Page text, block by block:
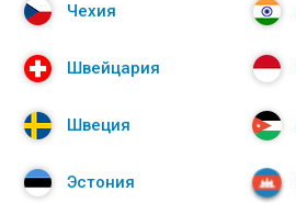
Чехия
Швейцария
Швеция
Эстония